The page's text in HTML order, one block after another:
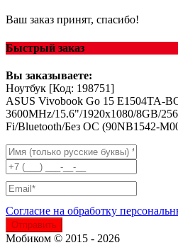
Ваш заказ принят, спасибо!
Быстрый заказ
Вы заказываете:
Ноутбук [Код: 198751]
ASUS Vivobook Go 15 E1504TA-
3600MHz/15.6"/1920x1080/8GB/
Fi/Bluetooth/Без ОС (90NB1542-
Согласие на обработку
Отправить
Мобиком © 2015 - 2026